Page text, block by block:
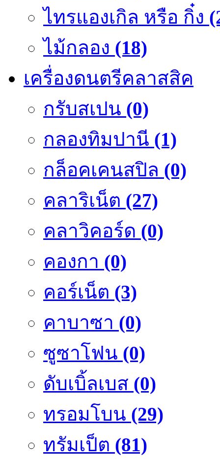
ไทรแองเกิล หรือ กิ๋ง
ไม้กลอง (18)
เครื่องดนตรีคลาสสิค
กรับสเปน (0)
กลองทิมปานี (1)
กล็อคเคนสปิล (0)
คลาริเน็ต (27)
คลาวิคอร์ด (0)
คองกา (0)
คอร์เน็ต (3)
คาบาซา (0)
ซูซาโฟน (0)
ดับเบิ้ลเบส (0)
ทรอมโบน (29)
ทรัมเป็ต (81)